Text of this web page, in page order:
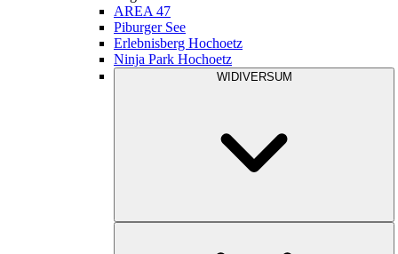
AREA 47
Piburger See
Erlebnisberg Hochoetz
Ninja Park Hochoetz
WIDIVERSUM